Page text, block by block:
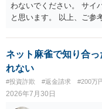
わないでください。 サイ
と思います。 以上、ご参
ネット麻雀で知り合
れない
#投資詐欺 #返金請求 #200万
2026年7月30日